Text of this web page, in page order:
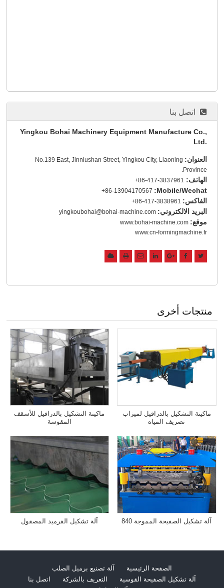
اتصل بنا
Yingkou Bohai Machinery Equipment Manufacture Co.,
Ltd.
العنوان: No.139 East, Jinniushan Street, Yingkou City, Liaoning
Province.
الهاتف: +86-417-3837961
Mobile/Wechat:
+86-13904170567
الفاكس: +86-417-3838961
البريد الالكتروني: yingkoubohai@bohai-machine.com
موقع: www.bohai-machine.com
www.cn-formingmachine.fr
منتجات أخرى
ماكينة التشكيل بالدرافيل لميزاب
تصريف المياه
ماكينة التشكيل بالدرافيل للأسقف
المقوسة
آلة تشكيل الصفيحة المموجة 840 آلة تشكيل القرميد المصقول
الصفحة الرئيسية
آلة تصنيع برميل الصلب
آلة تشكيل الصفيحة القوسية
التعريف بالشركة
اتصل بنا